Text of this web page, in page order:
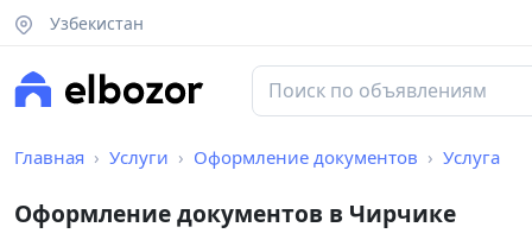
Узбекистан
Главная Услуги Оформление документов Услуга
Оформление документов в Чирчике